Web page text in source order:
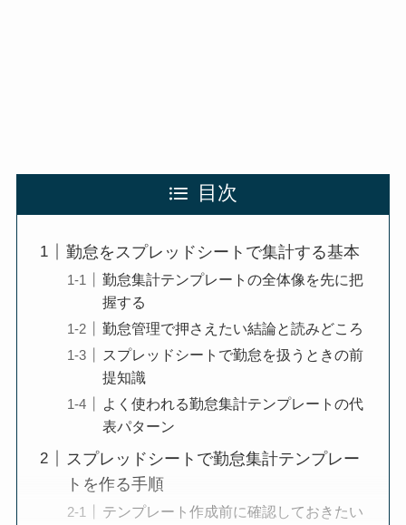
目次
勤怠をスプレッドシートで集計する基本
勤怠集計テンプレートの全体像を先に把
握する
勤怠管理で押さえたい結論と読みどころ
スプレッドシートで勤怠を扱うときの前
提知識
よく使われる勤怠集計テンプレートの代
表パターン
スプレッドシートで勤怠集計テンプレー
トを作る手順
テンプレート作成前に確認しておきたい